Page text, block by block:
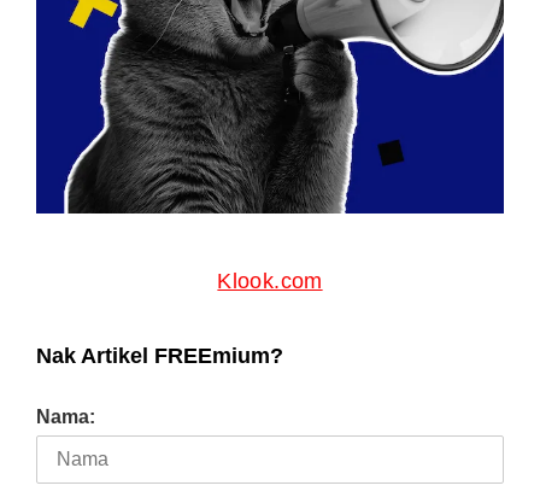
Klook.com
Nak Artikel FREEmium?
Nama: